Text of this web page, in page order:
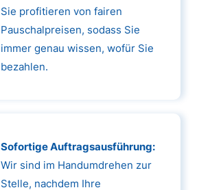
Sie profitieren von fairen
Pauschalpreisen, sodass Sie
immer genau wissen, wofür Sie
bezahlen.
Sofortige Auftragsausführung:
Wir sind im Handumdrehen zur
Stelle, nachdem Ihre